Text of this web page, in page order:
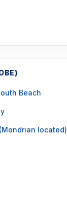
Beach
located)